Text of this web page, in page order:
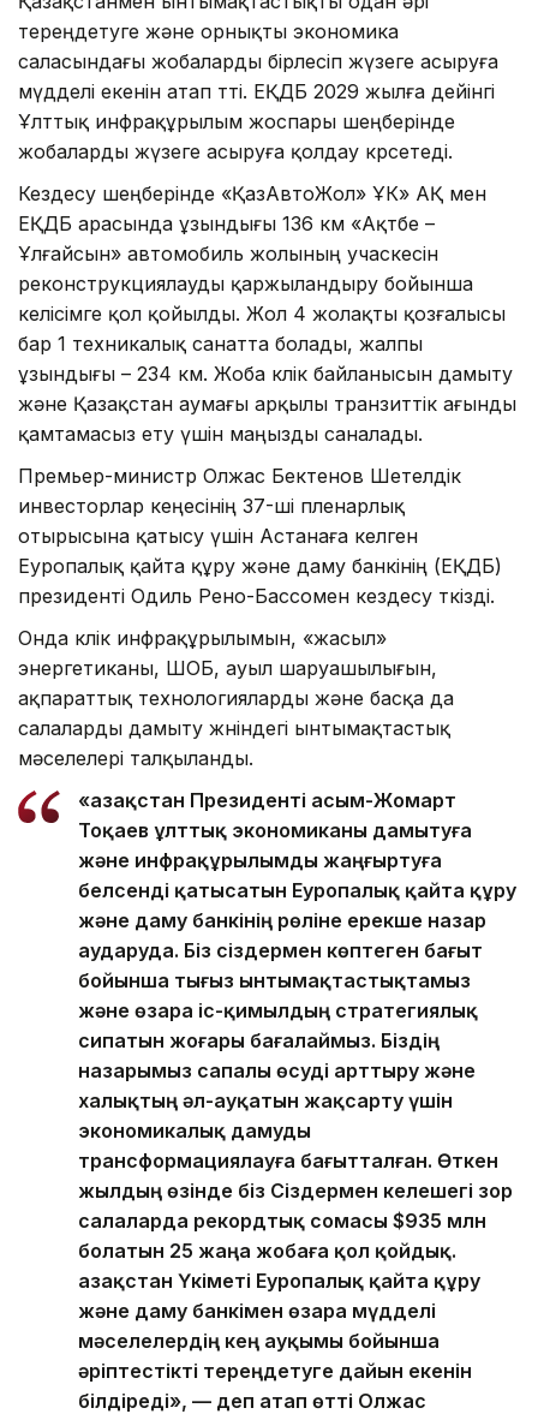
тереңдетуге және орнықты экономика
саласындағы жобаларды бірлесіп жүзеге асыруға
мүдделі екенін атап өтті. ЕҚДБ 2029 жылға дейінгі
Ұлттық инфрақұрылым жоспары шеңберінде
жобаларды жүзеге асыруға қолдау көрсетеді.
Кездесу шеңберінде «ҚазАвтоЖол» ҰК» АҚ мен
ЕҚДБ арасында ұзындығы 136 км «Ақтөбе –
Ұлғайсын» автомобиль жолының учаскесін
реконструкциялауды қаржыландыру бойынша
келісімге қол қойылды. Жол 4 жолақты қозғалысы
бар 1 техникалық санатта болады, жалпы
ұзындығы – 234 км. Жоба көлік байланысын дамыту
және Қазақстан аумағы арқылы транзиттік ағынды
қамтамасыз ету үшін маңызды саналады.
Премьер-министр Олжас Бектенов Шетелдік
инвесторлар кеңесінің 37-ші пленарлық
отырысына қатысу үшін Астанаға келген
Еуропалық қайта құру және даму банкінің (ЕҚДБ)
президенті Одиль Рено-Бассомен кездесу өткізді.
Онда көлік инфрақұрылымын, «жасыл»
энергетиканы, ШОБ, ауыл шаруашылығын,
ақпараттық технологияларды және басқа да
салаларды дамыту жөніндегі ынтымақтастық
мәселелері талқыланды.
«Қазақстан Президенті Қасым-Жомарт
Тоқаев ұлттық экономиканы дамытуға
және инфрақұрылымды жаңғыртуға
белсенді қатысатын Еуропалық қайта құру
және даму банкінің рөліне ерекше назар
аударуда. Біз сіздермен көптеген бағыт
бойынша тығыз ынтымақтастықтамыз
және өзара іс-қимылдың стратегиялық
сипатын жоғары бағалаймыз. Біздің
назарымыз сапалы өсуді арттыру және
халықтың әл-ауқатын жақсарту үшін
экономикалық дамуды
трансформациялауға бағытталған. Өткен
жылдың өзінде біз Сіздермен келешегі зор
салаларда рекордтық сомасы $935 млн
болатын 25 жаңа жобаға қол қойдық.
Қазақстан Үкіметі Еуропалық қайта құру
және даму банкімен өзара мүдделі
мәселелердің кең ауқымы бойынша
әріптестікті тереңдетуге дайын екенін
білдіреді», — деп атап өтті Олжас